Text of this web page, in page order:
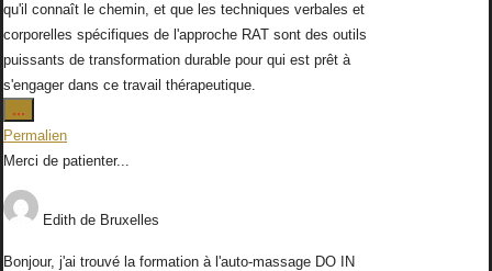
qu'il connaît le chemin, et que les techniques verbales et
corporelles spécifiques de l'approche RAT sont des outils
puissants de transformation durable pour qui est prêt à
s'engager dans ce travail thérapeutique.
...
cette
boîte
méta.
Permalien
Merci de patienter...
Edith de Bruxelles
Bonjour, j'ai trouvé la formation à l'auto-massage DO IN